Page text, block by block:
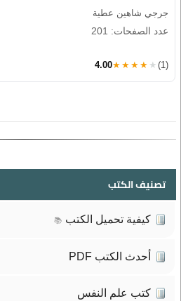
جرجي شاهين عطية
عدد الصفحات: 201
4.00★★★★★ (1)
تصنيف الكتب
كيفية تحميل الكتب 📚
أحدث الكتب PDF
كتب علم النفس